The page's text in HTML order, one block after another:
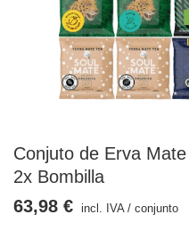
Conjuto de Erva
2x Bombilla
63,98 € incl. IVA/ conjunto